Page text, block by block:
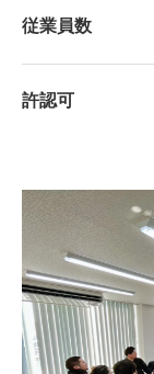
従業員数
許認可